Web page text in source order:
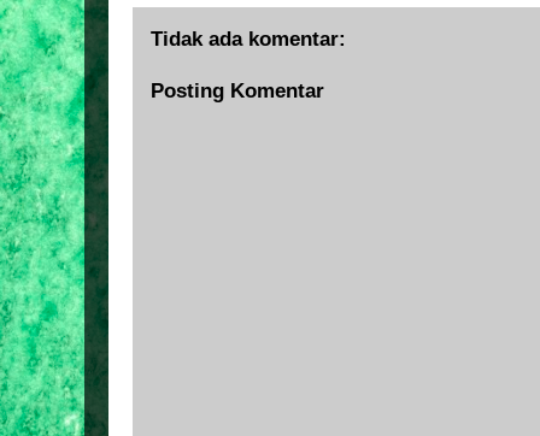
Tidak ada komentar:
Posting Komentar